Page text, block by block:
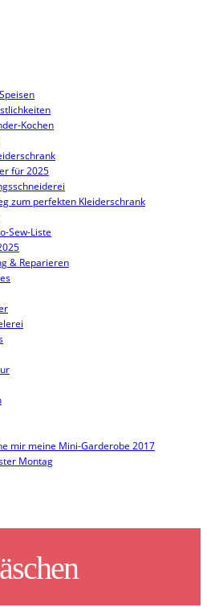
Kochen
für 2025
zum perfekten Kleiderschrank
Sew-Liste
& Reparieren
mir meine Mini-Garderobe 2017
Montag